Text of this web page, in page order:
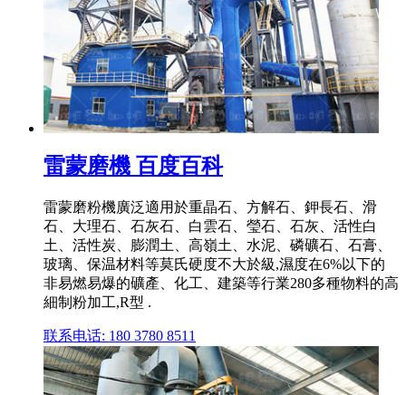
雷蒙磨機 百度百科
雷蒙磨粉機廣泛適用於重晶石、方解石、鉀長石、滑
石、大理石、石灰石、白雲石、瑩石、石灰、活性白
土、活性炭、膨潤土、高嶺土、水泥、磷礦石、石膏、
玻璃、保温材料等莫氏硬度不大於級,濕度在6%以下的
非易燃易爆的礦產、化工、建築等行業280多種物料的高
細制粉加工,R型 .
联系电话: 180 3780 8511